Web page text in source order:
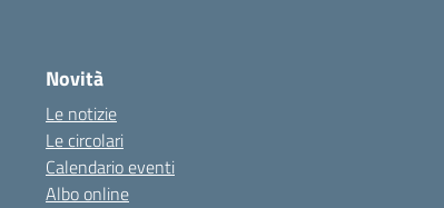
Novità
Le notizie
Le circolari
Calendario eventi
Albo online